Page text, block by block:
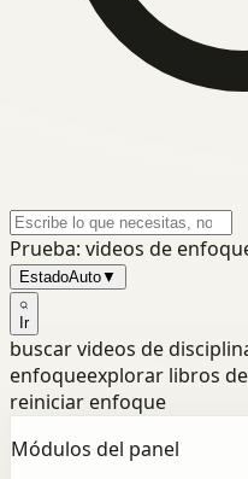
Prueba: videos de
EstadoAuto▼
Ir
buscar videos de
enfoqueexplorar libros
reiniciar enfoque
Módulos del panel